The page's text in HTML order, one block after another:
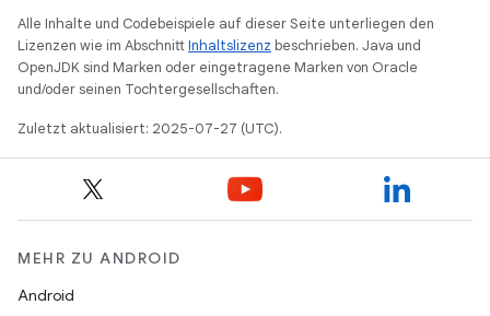
Alle Inhalte und Codebeispiele auf dieser Seite unterliegen den
Lizenzen wie im AbschnittInhaltslizenz beschrieben. Java und
OpenJDK sind Marken oder eingetragene Marken von Oracle
und/oder seinen Tochtergesellschaften.
Zuletzt aktualisiert: 2025-07-27 (UTC).
MEHR ZU ANDROID
Android